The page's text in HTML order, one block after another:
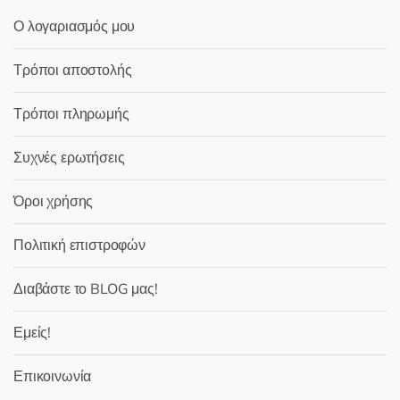
Ο λογαριασμός μου
Τρόποι αποστολής
Τρόποι πληρωμής
Συχνές ερωτήσεις
Όροι χρήσης
Πολιτική επιστροφών
Διαβάστε το BLOG μας!
Εμείς!
Επικοινωνία